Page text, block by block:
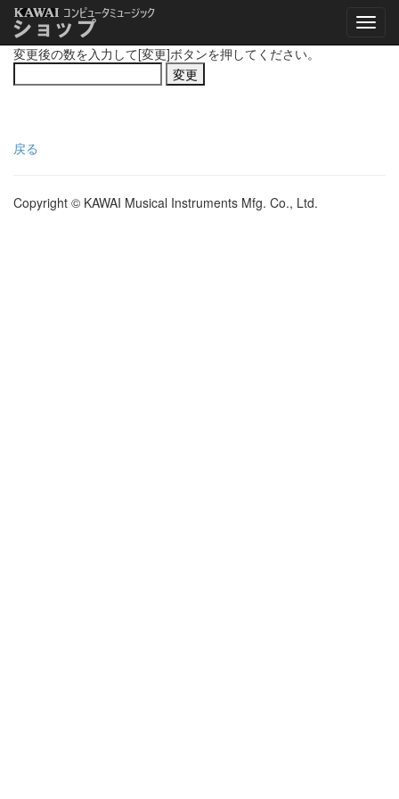
変更後の数を入力して[変更]ボタンを押してください。
戻る
Copyright © KAWAI Musical Instruments Mfg. Co., Ltd.